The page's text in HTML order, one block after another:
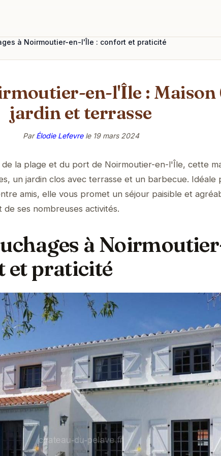
à Noirmoutier-en-l'Île : confort et praticité
en-l'Île : Maison
jardin et terrasse
ParÉlodie Lefevrele 19 mars 2024
la plage et du port de Noirmoutier-en-l'Île, cette
un jardin clos avec terrasse et un barbecue. Idéale
amis, elle vous promet un séjour paisible et
ses nombreuses activités.
à
et praticité